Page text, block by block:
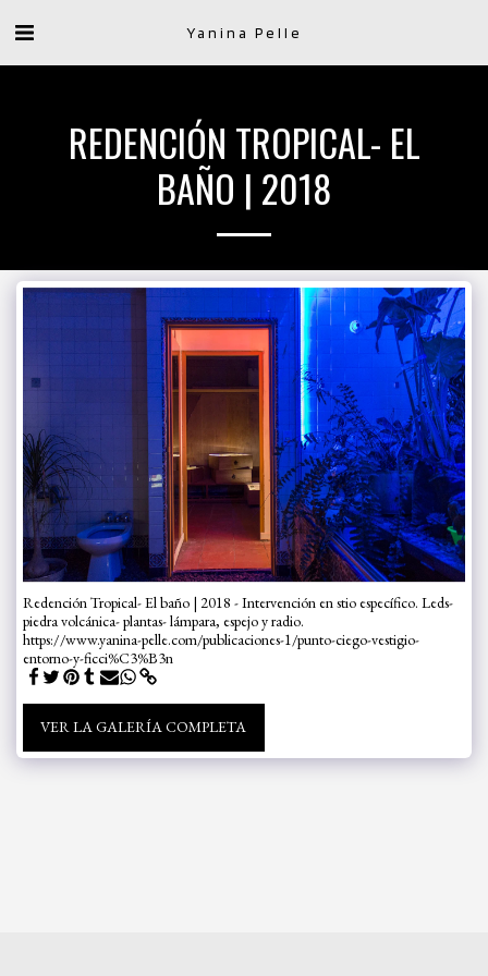
Yanina Pelle
REDENCIÓN TROPICAL- EL
BAÑO | 2018
Redención Tropical- El baño | 2018 - Intervención en stio específico. Leds-
piedra volcánica- plantas- lámpara, espejo y radio.
https://www.yanina-pelle.com/publicaciones-1/punto-ciego-vestigio-
entorno-y-ficci%C3%B3n
VER LA GALERÍA COMPLETA